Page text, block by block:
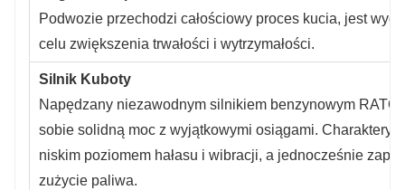
Podwozie przechodzi całościowy proces kucia, jest
celu zwiększenia trwałości i wytrzymałości.
Silnik Kuboty
Napędzany niezawodnym silnikiem benzynowym RATO,
sobie solidną moc z wyjątkowymi osiągami.
niskim poziomem hałasu i wibracji, a jednocześnie
zużycie paliwa.